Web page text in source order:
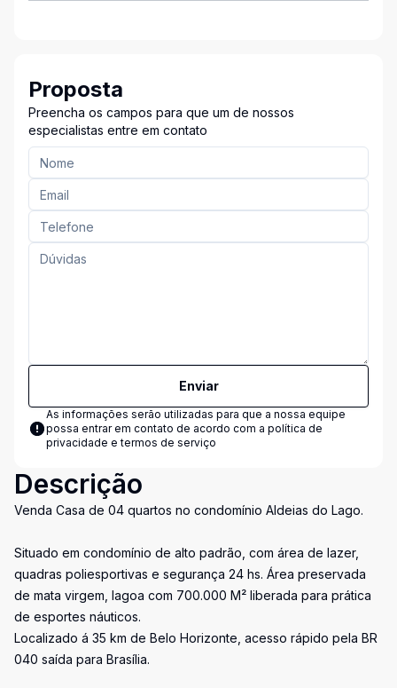
Proposta
Preencha os campos para que um de nossos
especialistas entre em contato
Enviar
As informações serão utilizadas para que a nossa equipe
possa entrar em contato de acordo com a política de
privacidade e termos de serviço
Descrição
Venda Casa de 04 quartos no condomínio Aldeias do Lago.
Situado em condomínio de alto padrão, com área de lazer,
quadras poliesportivas e segurança 24 hs. Área preservada
de mata virgem, lagoa com 700.000 M² liberada para prática
de esportes náuticos.
Localizado á 35 km de Belo Horizonte, acesso rápido pela BR
040 saída para Brasília.